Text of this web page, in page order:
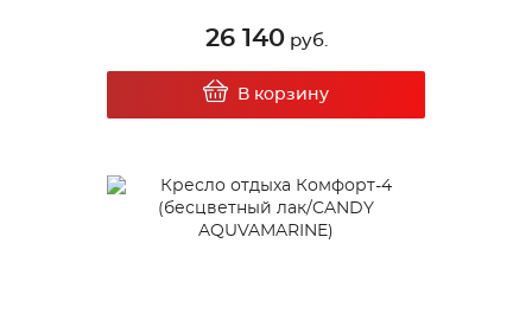
26 140руб.
В корзину